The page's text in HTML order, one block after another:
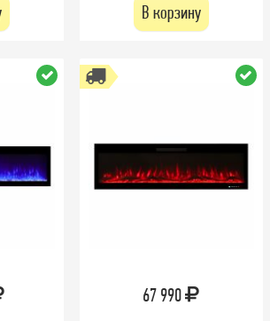
В корзину
67 990